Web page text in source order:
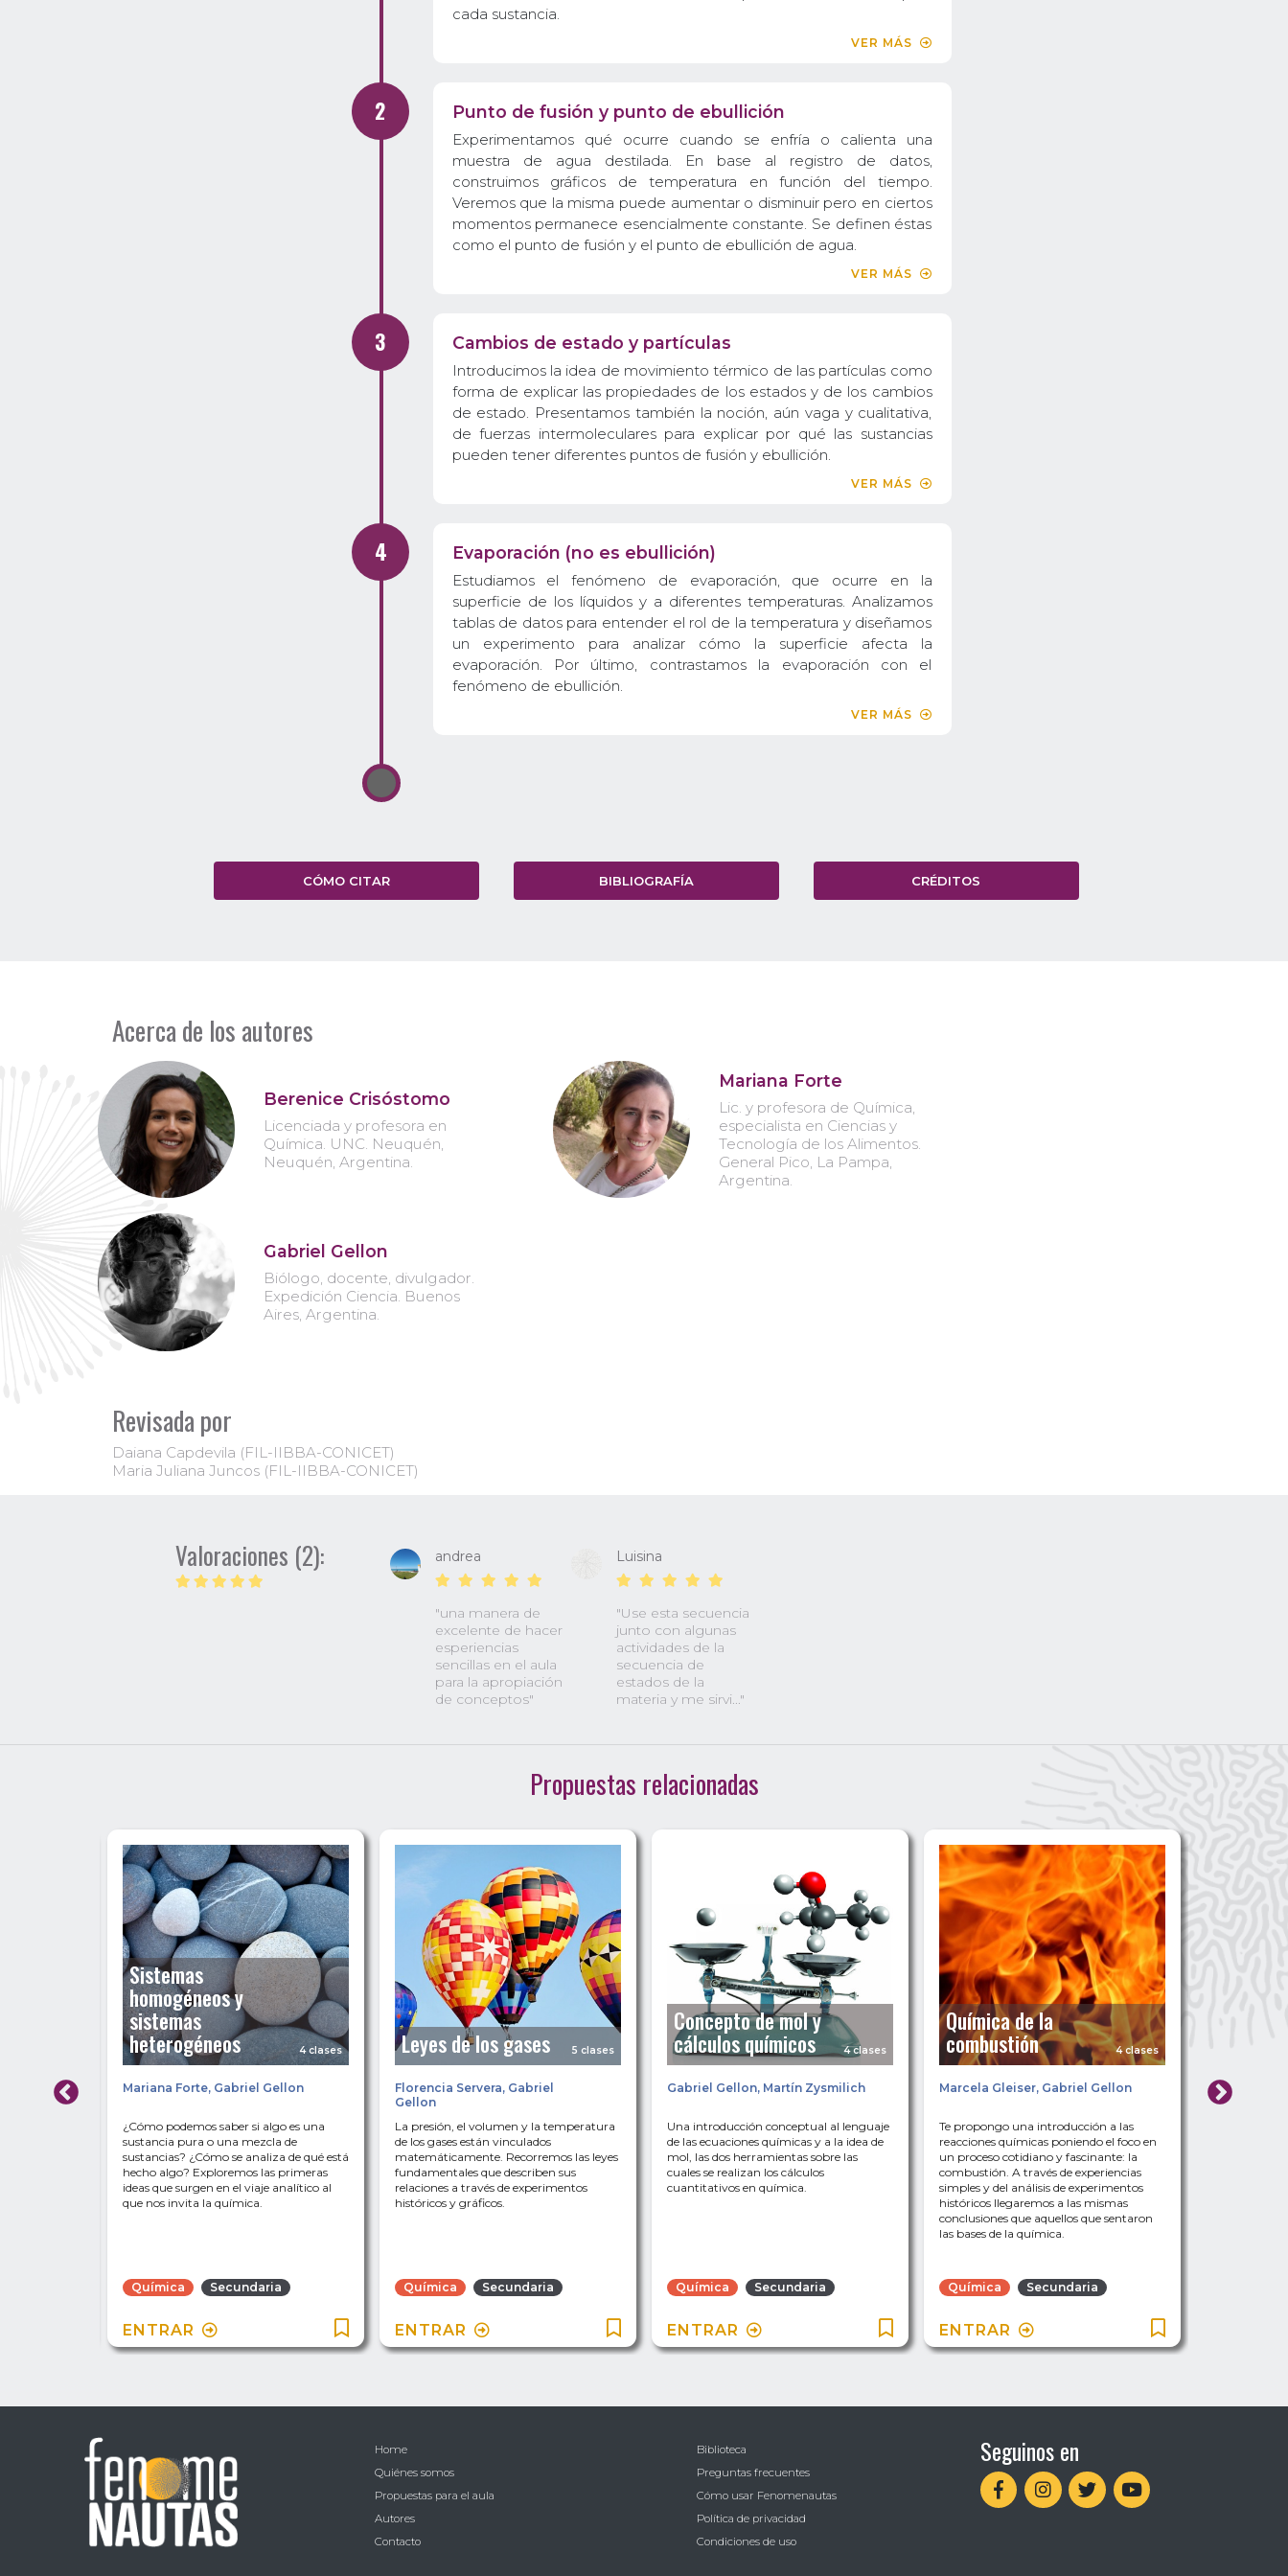
cada sustancia.
VER MÁS
Punto de fusión y punto de ebullición
Experimentamos qué ocurre cuando se enfría o calienta una
muestra de agua destilada. En base al registro de datos,
construimos gráficos de temperatura en función del tiempo.
Veremos que la misma puede aumentar o disminuir pero en ciertos
momentos permanece esencialmente constante. Se definen éstas
como el punto de fusión y el punto de ebullición de agua.
VER MÁS
Cambios de estado y partículas
Introducimos la idea de movimiento térmico de las partículas como
forma de explicar las propiedades de los estados y de los cambios
de estado. Presentamos también la noción, aún vaga y cualitativa,
de fuerzas intermoleculares para explicar por qué las sustancias
pueden tener diferentes puntos de fusión y ebullición.
VER MÁS
Evaporación (no es ebullición)
Estudiamos el fenómeno de evaporación, que ocurre en la
superficie de los líquidos y a diferentes temperaturas. Analizamos
tablas de datos para entender el rol de la temperatura y diseñamos
un experimento para analizar cómo la superficie afecta la
evaporación. Por último, contrastamos la evaporación con el
fenómeno de ebullición.
VER MÁS
CÓMO CITAR BIBLIOGRAFÍA CRÉDITOS
Acerca de los autores
Berenice Crisóstomo
Licenciada y profesora en
Química. UNC. Neuquén,
Neuquén, Argentina.
Mariana Forte
Lic. y profesora de Química,
especialista en Ciencias y
Tecnología de los Alimentos.
General Pico, La Pampa,
Argentina.
Gabriel Gellon
Biólogo, docente, divulgador.
Expedición Ciencia. Buenos
Aires, Argentina.
Revisada por
Daiana Capdevila (FIL-IIBBA-CONICET)
Maria Juliana Juncos (FIL-IIBBA-CONICET)
Valoraciones (2): andrea
"una manera de
excelente de hacer
esperiencias
sencillas en el aula
para la apropiación
de conceptos"
Luisina
"Use esta secuencia
junto con algunas
actividades de la
secuencia de
estados de la
materia y me sirvi..."
Propuestas relacionadas
Sistemas
homogéneos y
sistemas
heterogéneos 4 clases
Mariana Forte, Gabriel Gellon
¿Cómo podemos saber si algo es una
sustancia pura o una mezcla de
sustancias? ¿Cómo se analiza de qué está
hecho algo? Exploremos las primeras
ideas que surgen en el viaje analítico al
que nos invita la química.
Química Secundaria
ENTRAR
Leyes de los gases 5 clases
Florencia Servera, Gabriel
Gellon
La presión, el volumen y la temperatura
de los gases están vinculados
matemáticamente. Recorremos las leyes
fundamentales que describen sus
relaciones a través de experimentos
históricos y gráficos.
Química Secundaria
ENTRAR
Concepto de mol y
cálculos químicos 4 clases
Gabriel Gellon, Martín Zysmilich
Una introducción conceptual al lenguaje
de las ecuaciones químicas y a la idea de
mol, las dos herramientas sobre las
cuales se realizan los cálculos
cuantitativos en química.
Química Secundaria
ENTRAR
Química de la
combustión 4 clases
Marcela Gleiser, Gabriel Gellon
Te propongo una introducción a las
reacciones químicas poniendo el foco en
un proceso cotidiano y fascinante: la
combustión. A través de experiencias
simples y del análisis de experimentos
históricos llegaremos a las mismas
conclusiones que aquellos que sentaron
las bases de la química.
Química Secundaria
ENTRAR
Gabriel
Home
Quiénes somos
Propuestas para el aula
Autores
Contacto
Biblioteca
Preguntas frecuentes
Cómo usar Fenomenautas
Política de privacidad
Condiciones de uso
Seguinos en